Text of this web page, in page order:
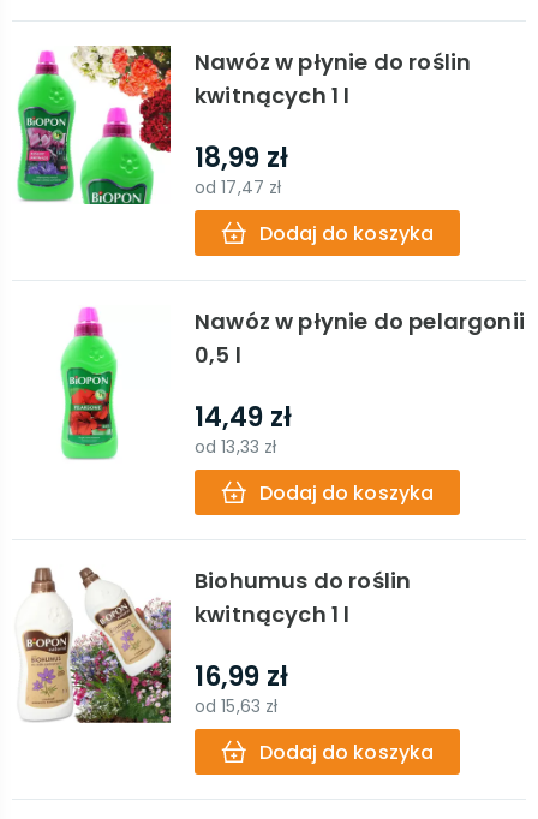
Nawóz w płynie do roślin
kwitnących 1 l
18,99 zł
od17,47 zł
Dodaj do koszyka
Nawóz w płynie do pelargonii
0,5 l
14,49 zł
od13,33 zł
Dodaj do koszyka
Biohumus do roślin
kwitnących 1 l
16,99 zł
od15,63 zł
Dodaj do koszyka